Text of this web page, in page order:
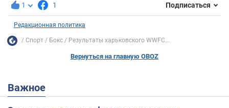
1 1 Подписаться
Редакционная политика
Спорт Бокс Результаты харьковского WWFC...
Вернуться на главную OBOZ
Важное